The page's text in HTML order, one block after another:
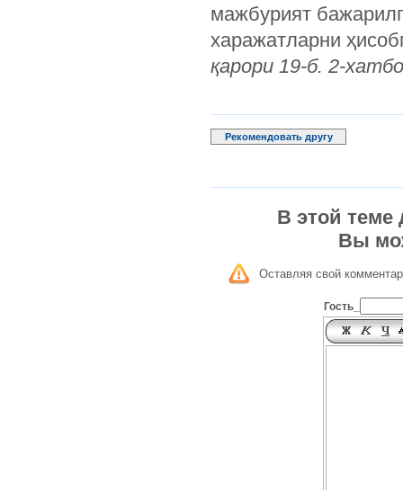
мажбурият
харажатларни
қарори 19-б. 2-
Рекомендовать другу
В этой теме
Вы
Оставляя свой
Гость_